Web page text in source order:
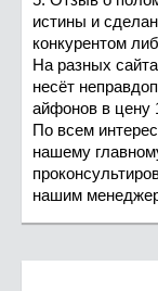
истины и
конкурентом
На разных
несёт
айфонов в цену
По всем
нашему
нашим